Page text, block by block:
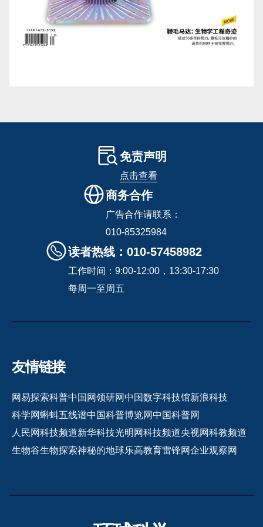
免责声明
点击查看
商务合作
广告合作请联系：
010-85325984
读者热线：010-57458982
工作时间：9:00-12:00，13:30-17:30
每周一至周五
友情链接
网易探索科普中国网领研网中国数字科技馆新浪科技
科学网蝌蚪五线谱中国科普博览网中国科普网
人民网科技频道新华科技光明网科技频道央视网科教频道
生物谷生物探索神秘的地球乐高教育雷锋网企业观察网